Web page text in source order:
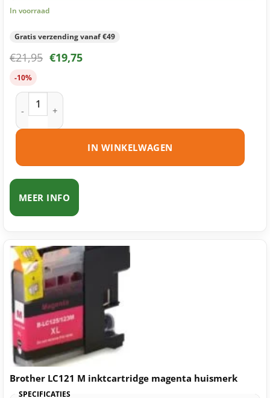
In voorraad
Gratis verzending vanaf €49
€21,95 €19,75
-10%
Brother LC121 inktcartridges multipack (zwart + 3 kleuren)
IN WINKELWAGEN
MEER INFO
Brother LC121 M inktcartridge magenta huismerk
SPECIFICATIES